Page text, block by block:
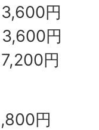
円
円
円
円